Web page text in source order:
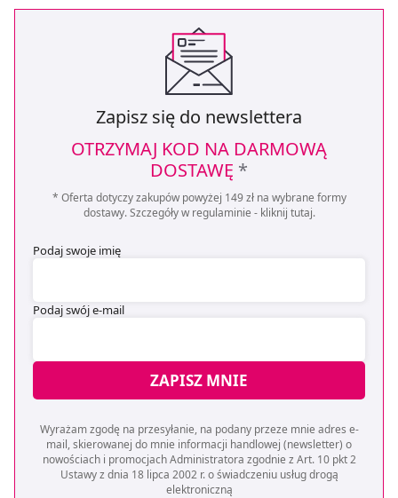
Zapisz się do newslettera
OTRZYMAJ KOD NA DARMOWĄ
DOSTAWĘ *
* Oferta dotyczy zakupów powyżej 149 zł na wybrane formy
dostawy. Szczegóły w regulaminie - kliknij tutaj.
Podaj swoje imię
Podaj swój e-mail
ZAPISZ MNIE
Wyrażam zgodę na przesyłanie, na podany przeze mnie adres e-
mail, skierowanej do mnie informacji handlowej (newsletter) o
nowościach i promocjach Administratora zgodnie z Art. 10 pkt 2
Ustawy z dnia 18 lipca 2002 r. o świadczeniu usług drogą
elektroniczną